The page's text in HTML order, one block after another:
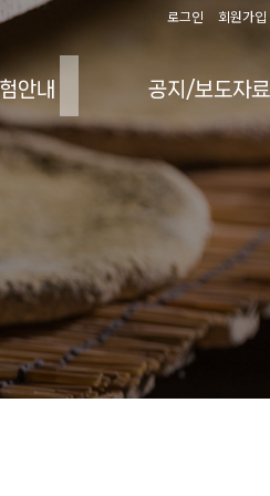
로그인 회원가입
안내 공지/보도자료